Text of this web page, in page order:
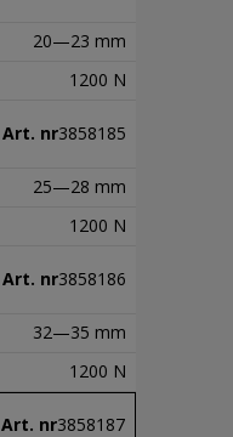
20—23 mm
1200 N
Art. nr3858185
25—28 mm
1200 N
Art. nr3858186
32—35 mm
1200 N
Art. nr3858187